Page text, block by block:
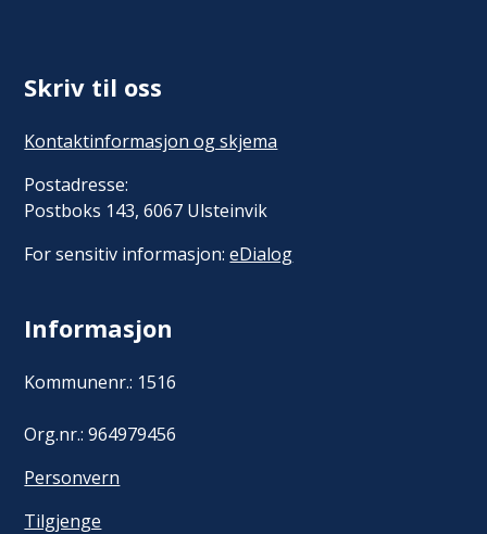
Skriv til oss
Kontaktinformasjon og skjema
Postadresse:
Postboks 143, 6067 Ulsteinvik
For sensitiv informasjon:eDialog
Informasjon
Kommunenr.: 1516
Org.nr.: 964979456
Personvern
Tilgjenge